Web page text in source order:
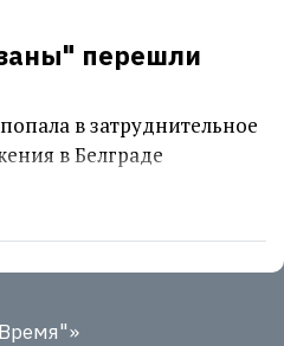
перешли
в затруднительное
в Белграде